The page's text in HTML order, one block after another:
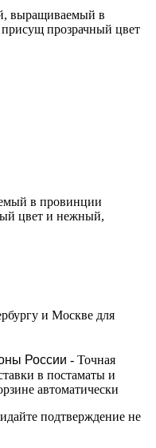
выращиваемый в
прозрачный цвет
в провинции
цвет и нежный,
и Москве для
России - Точная
в постаматы и
автоматически
подтверждение не